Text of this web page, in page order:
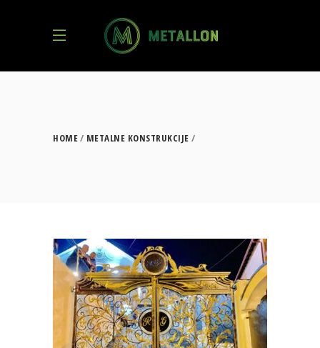
HOME METALNE KONSTRUKCIJE